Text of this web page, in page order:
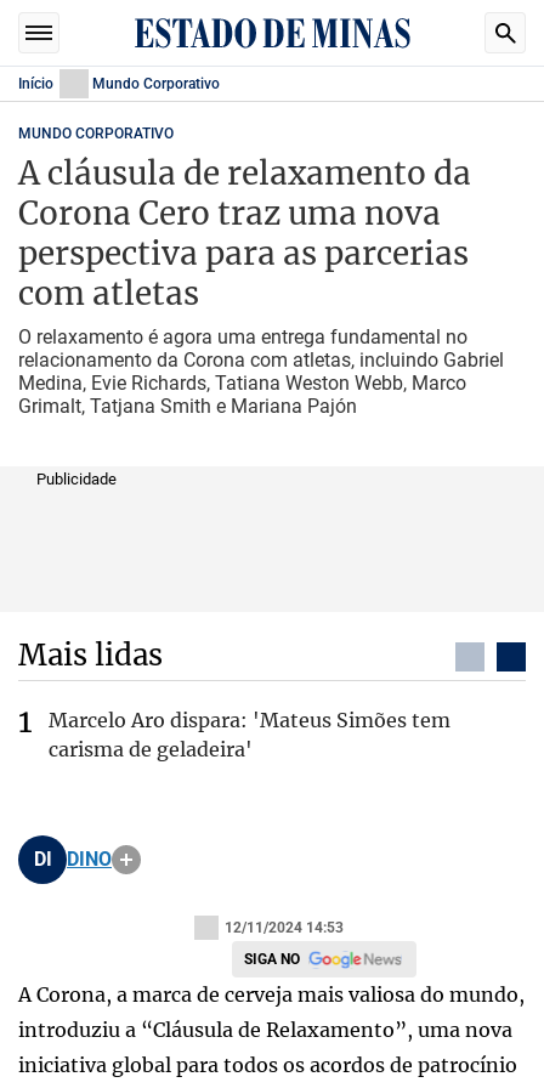
Início Mundo Corporativo
MUNDO CORPORATIVO
A cláusula de relaxamento da
Corona Cero traz uma nova
perspectiva para as parcerias
com atletas
O relaxamento é agora uma entrega fundamental no
relacionamento da Corona com atletas, incluindo Gabriel
Medina, Evie Richards, Tatiana Weston Webb, Marco
Grimalt, Tatjana Smith e Mariana Pajón
Publicidade
Mais lidas
Marcelo Aro dispara: 'Mateus Simões tem
carisma de geladeira'
DI DINO
12/11/2024 14:53
SIGA NO
A Corona, a marca de cerveja mais valiosa do mundo,
introduziu a “Cláusula de Relaxamento”, uma nova
iniciativa global para todos os acordos de patrocínio